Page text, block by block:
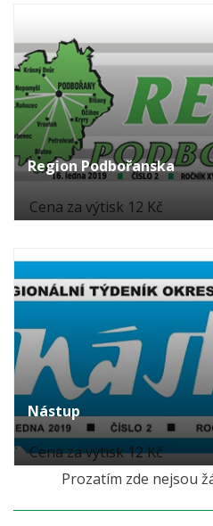
Region Podbořanska
Cena za výtisk 12 Kč
Nástup
Cena za výtisk 12 Kč
Prozatím zde nejsou